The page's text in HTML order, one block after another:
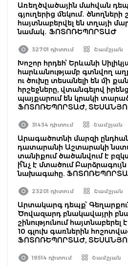
Առեղծվածային մահվան
գյուղերից մեկում․ ծնողների
հայտնաբերվել են տղայի
նամակ․ ՖՈՏՈՌԵՊՈՐՏԱԺ
32701 դիտում Շամշյան
Խոշոր հրդեհ՝ Երևանի
հարևանությամբ գտնվող
ու ծուխը տեսանելի են մի
հրշեջները, վտանգելով
պայքարում են կրակի
ՖՈՏՈՌԵՊՈՐՏԱԺ,
31434 դիտում Շամշյան
Արագածոտնի մարզի
դատարանի Աշտարակի
տանիքում ծածանվում է
ի՞նչ է մտածում
նախագահը.
23201 դիտում Շամշյան
Արտակարգ դեպք՝
Ծովազարդ բնակավայրի
շինությունում
10 գլուխ գառներին
ՖՈՏՈՌԵՊՈՐՏԱԺ,
19514 դիտում Շամշյան